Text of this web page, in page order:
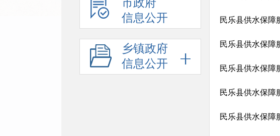
市政府
信息公开
乡镇政府
信息公开
民乐县供水保障
民乐县供水保障
民乐县供水保障
民乐县供水保障
民乐县供水保障